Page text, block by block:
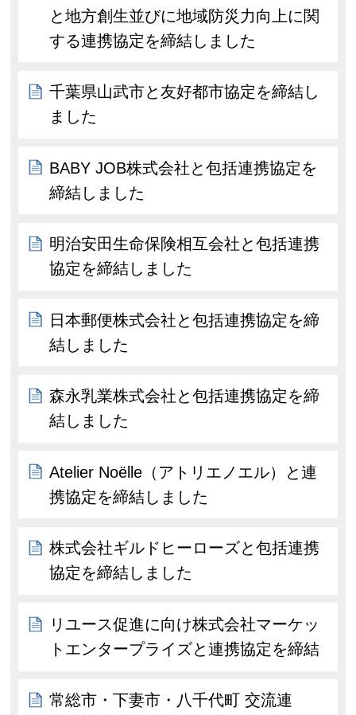
と地方創生並びに地域防災力向上に関
する連携協定を締結しました
千葉県山武市と友好都市協定を締結し
ました
BABY JOB株式会社と包括連携協定を
締結しました
明治安田生命保険相互会社と包括連携
協定を締結しました
日本郵便株式会社と包括連携協定を締
結しました
森永乳業株式会社と包括連携協定を締
結しました
Atelier Noëlle（アトリエノエル）と連
携協定を締結しました
株式会社ギルドヒーローズと包括連携
協定を締結しました
リユース促進に向け株式会社マーケッ
トエンタープライズと連携協定を締結
常総市・下妻市・八千代町 交流連